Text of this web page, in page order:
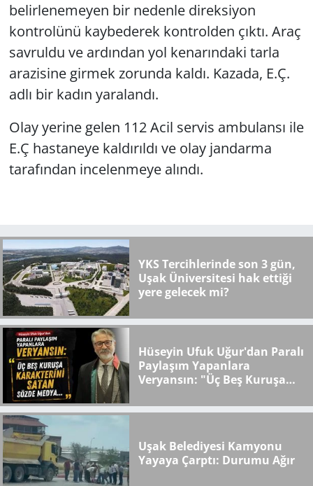
belirlenemeyen bir nedenle direksiyon
kontrolünü kaybederek kontrolden çıktı. Araç
savruldu ve ardından yol kenarındaki tarla
arazisine girmek zorunda kaldı. Kazada, E.Ç.
adlı bir kadın yaralandı.
Olay yerine gelen 112 Acil servis ambulansı ile
E.Ç hastaneye kaldırıldı ve olay jandarma
tarafından incelenmeye alındı.
YKS Tercihlerinde son 3 gün,
Uşak Üniversitesi hak ettiği
yere gelecek mi?
Hüseyin Ufuk Uğur'dan Paralı
Paylaşım Yapanlara
Veryansın: "Üç Beş Kuruşa
Medya..."
Uşak Belediyesi Kamyonu
Yayaya Çarptı: Durumu Ağır